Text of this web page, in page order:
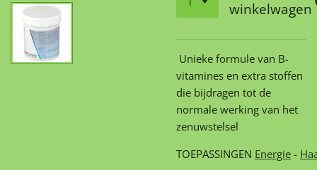
winkelwagen
Unieke formule van B-
vitamines en extra stoffen
die bijdragen tot de
normale werking van het
zenuwstelsel
TOEPASSINGEN Energie -